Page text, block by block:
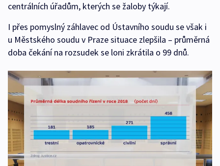
centrálních úřadům, kterých se žaloby týkají.
I přes pomyslný záhlavec od Ústavního soudu se však i
u Městského soudu v Praze situace zlepšila – průměrná
doba čekání na rozsudek se loni zkrátila o 99 dnů.